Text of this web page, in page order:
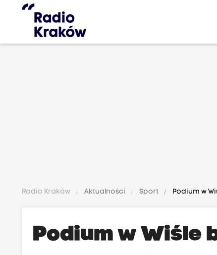
Radio Kraków Aktualności Sport Podium w
Podium w Wiśle